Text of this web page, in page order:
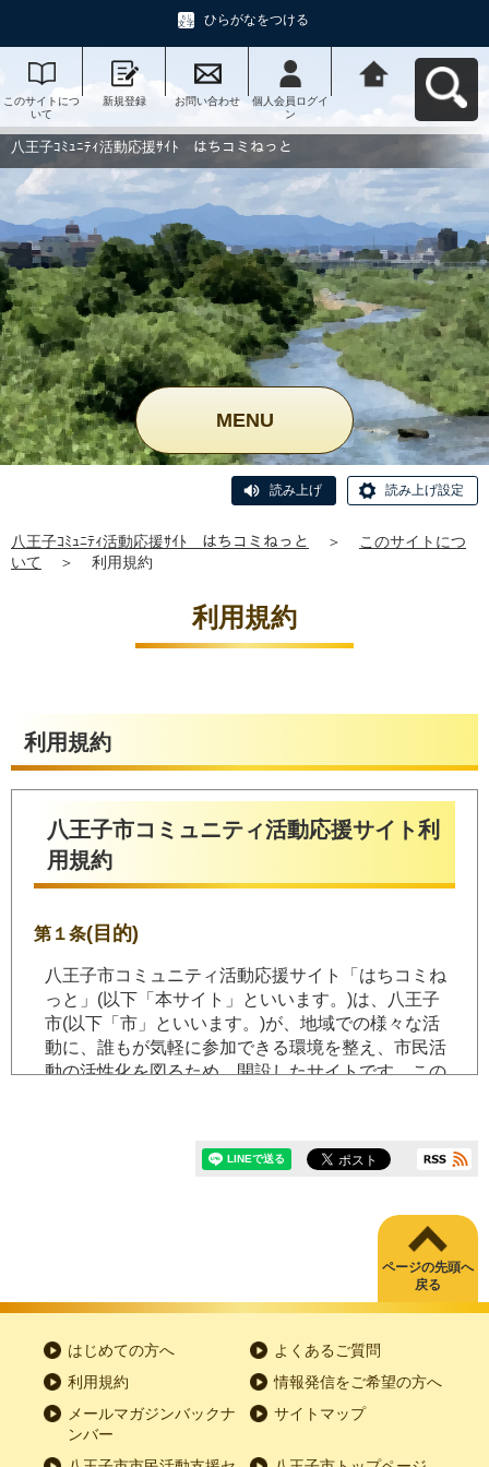
ひらがなをつける
このサイトにつ
いて
新規登録 お問い合わせ
個人会員ログイ
ン
動応援ｻｲﾄ はち
コミねっとへ戻
八王子ｺﾐｭﾆﾃｨ活動応援ｻｲﾄ はちコミねっと
MENU
読み上げ 読み上げ設定
八王子ｺﾐｭﾆﾃｨ活動応援ｻｲﾄ はちコミねっと ＞
このサイトにつ
いて
＞ 利用規約
利用規約
利用規約
八王子市コミュニティ活動応援サイト利
用規約
第１条(目的)
八王子市コミュニティ活動応援サイト「はちコミね
っと」(以下「本サイト」といいます。)は、八王子
市(以下「市」といいます。)が、地域での様々な活
動に、誰もが気軽に参加できる環境を整え、市民活
動の活性化を図るため、開設したサイトです。この
本サイトで団体情報等を発信するためには会員登録
を必要とします。本サイトの会員とは、当面、団体
を対象とします。個人での情報発信をご希望の方は
こちらをご覧ください。⇒地域人材登録をご希望の
方へ
会員登録には、本規約に同意したうえで、所定の登
録申請手続きを行い、本サイトの運用管理者(以下
「管理者」といいます。)の登録承認が必要です。
ページの先頭へ
戻る
はじめての方へ
よくあるご質問
利用規約
情報発信をご希望の方へ
メールマガジンバックナ
ンバー
サイトマップ